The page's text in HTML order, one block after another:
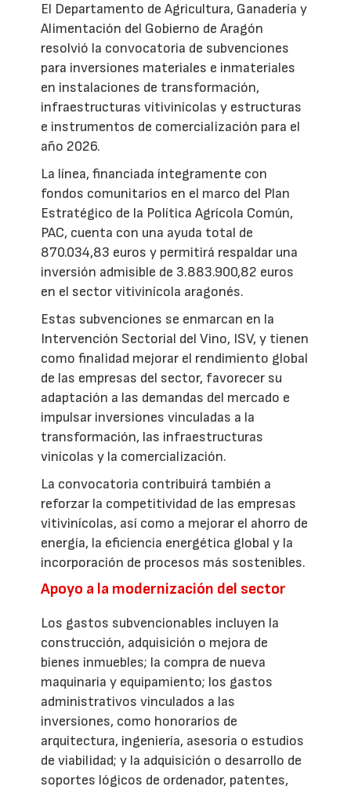
El Departamento de Agricultura, Ganadería y
Alimentación del Gobierno de Aragón
resolvió la convocatoria de subvenciones
para inversiones materiales e inmateriales
en instalaciones de transformación,
infraestructuras vitivinícolas y estructuras
e instrumentos de comercialización para el
año 2026.
La línea, financiada íntegramente con
fondos comunitarios en el marco del Plan
Estratégico de la Política Agrícola Común,
PAC, cuenta con una ayuda total de
870.034,83 euros y permitirá respaldar una
inversión admisible de 3.883.900,82 euros
en el sector vitivinícola aragonés.
Estas subvenciones se enmarcan en la
Intervención Sectorial del Vino, ISV, y tienen
como finalidad mejorar el rendimiento global
de las empresas del sector, favorecer su
adaptación a las demandas del mercado e
impulsar inversiones vinculadas a la
transformación, las infraestructuras
vinícolas y la comercialización.
La convocatoria contribuirá también a
reforzar la competitividad de las empresas
vitivinícolas, así como a mejorar el ahorro de
energía, la eficiencia energética global y la
incorporación de procesos más sostenibles.
Apoyo a la modernización del sector
Los gastos subvencionables incluyen la
construcción, adquisición o mejora de
bienes inmuebles; la compra de nueva
maquinaria y equipamiento; los gastos
administrativos vinculados a las
inversiones, como honorarios de
arquitectura, ingeniería, asesoría o estudios
de viabilidad; y la adquisición o desarrollo de
soportes lógicos de ordenador, patentes,